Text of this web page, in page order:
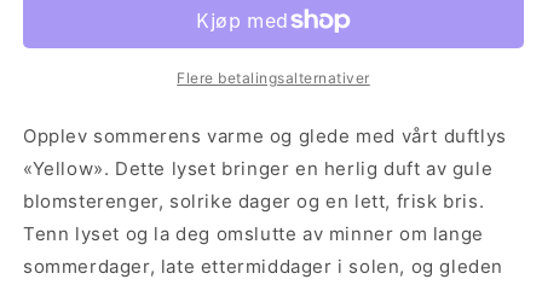
Flere betalingsalternativer
Opplev sommerens varme og glede med vårt duftlys
«Yellow». Dette lyset bringer en herlig duft av gule
blomsterenger, solrike dager og en lett, frisk bris.
Tenn lyset og la deg omslutte av minner om lange
sommerdager, late ettermiddager i solen, og gleden